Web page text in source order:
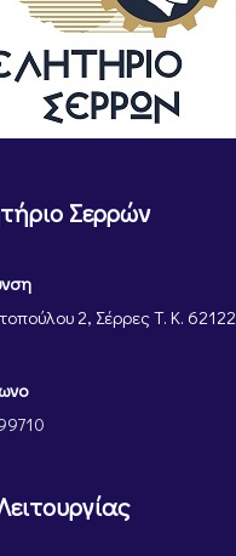
Σερρών
2, Σέρρες Τ. Κ. 62122